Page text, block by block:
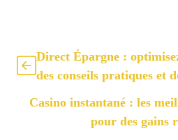
Direct Épargne :
des conseils pratiques et
Casino instantané : les
pour des gains